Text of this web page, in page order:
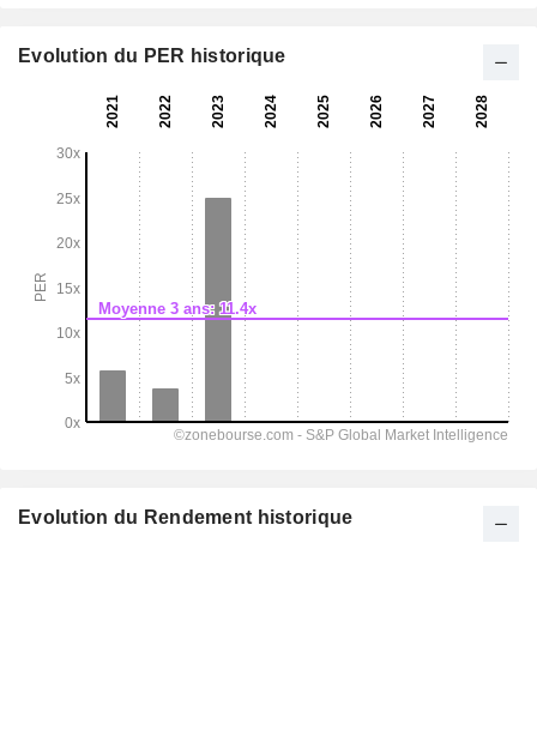
Evolution du PER historique
Evolution du Rendement historique